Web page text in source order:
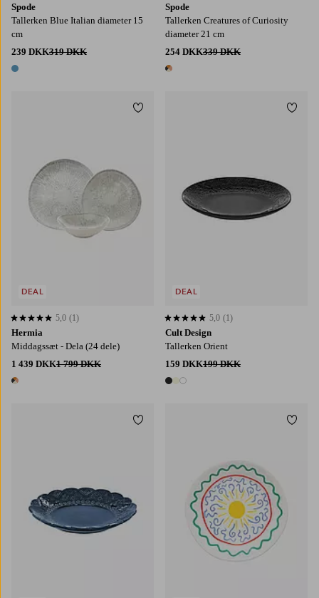
Spode
Tallerken Blue Italian diameter 15
cm
239 DKK319 DKK
1 farve
Spode
Tallerken Creatures of Curiosity
diameter 21 cm
254 DKK339 DKK
1 farve
Hermia
Middagssæt - Dela (24 dele)
1 439 DKK1 799 DKK
1 farve
5,0 baseret på 1 bedømmelser
5,0 (1)
DEAL
Tilføj til favoritter
Cult Design
Tallerken Orient
159 DKK199 DKK
3 farver
5,0 baseret på 1 bedømmelser
5,0 (1)
DEAL
Tilføj til favoritter